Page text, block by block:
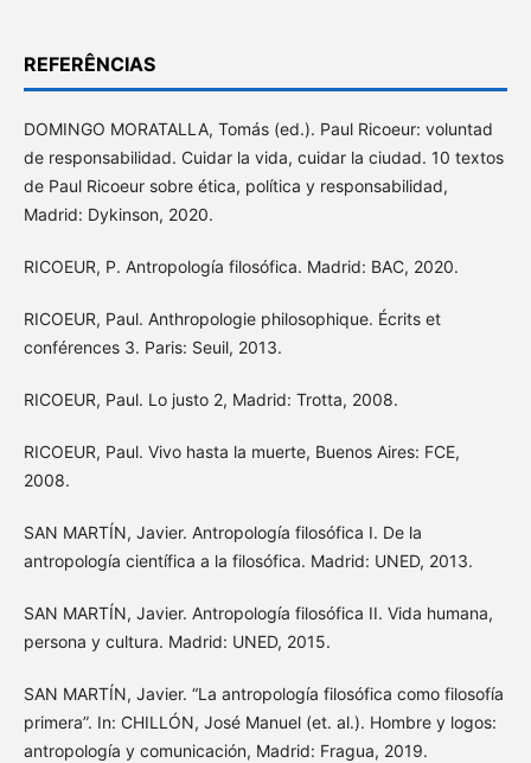
REFERÊNCIAS
DOMINGO MORATALLA, Tomás (ed.). Paul Ricoeur: voluntad
de responsabilidad. Cuidar la vida, cuidar la ciudad. 10 textos
de Paul Ricoeur sobre ética, política y responsabilidad,
Madrid: Dykinson, 2020.
RICOEUR, P. Antropología filosófica. Madrid: BAC, 2020.
RICOEUR, Paul. Anthropologie philosophique. Écrits et
conférences 3. Paris: Seuil, 2013.
RICOEUR, Paul. Lo justo 2, Madrid: Trotta, 2008.
RICOEUR, Paul. Vivo hasta la muerte, Buenos Aires: FCE,
2008.
SAN MARTÍN, Javier. Antropología filosófica I. De la
antropología científica a la filosófica. Madrid: UNED, 2013.
SAN MARTÍN, Javier. Antropología filosófica II. Vida humana,
persona y cultura. Madrid: UNED, 2015.
SAN MARTÍN, Javier. “La antropología filosófica como filosofía
primera”. In: CHILLÓN, José Manuel (et. al.). Hombre y logos:
antropología y comunicación, Madrid: Fragua, 2019.